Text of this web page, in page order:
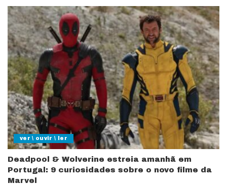
ver \ ouvir \ ler
Deadpool & Wolverine estreia amanhã em
Portugal: 9 curiosidades sobre o novo filme da
Marvel